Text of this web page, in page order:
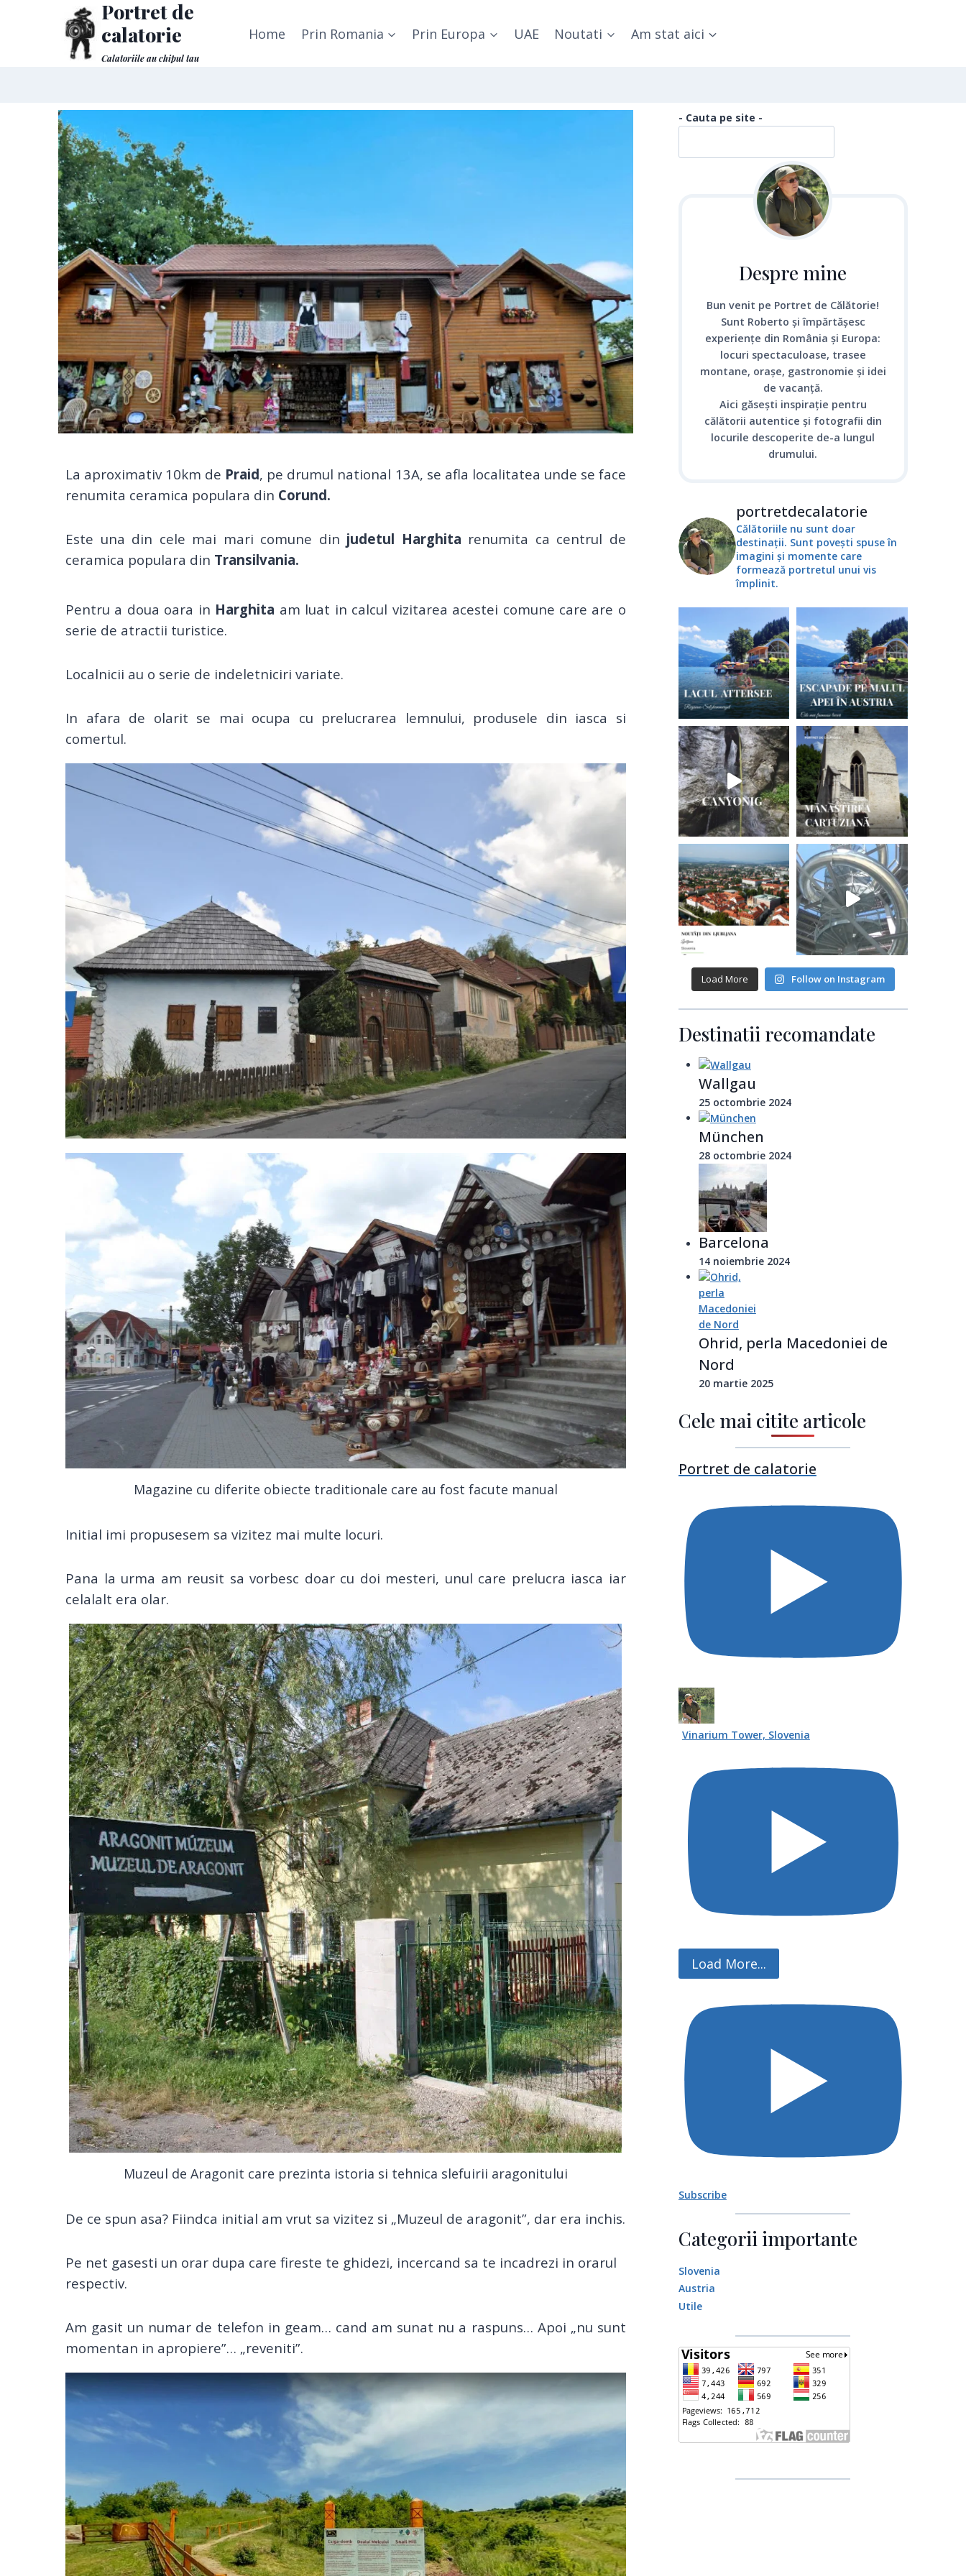
Portret de
calatorie
Calatoriile au chipul tau
Home Prin Romania Prin Europa UAE Noutati Am stat aici
La aproximativ 10km de Praid, pe drumul national 13A, se afla localitatea unde se face
renumita ceramica populara din Corund.
Este una din cele mai mari comune din judetul Harghita renumita ca centrul de
ceramica populara din Transilvania.
Pentru a doua oara in Harghita am luat in calcul vizitarea acestei comune care are o
serie de atractii turistice.
Localnicii au o serie de indeletniciri variate.
In afara de olarit se mai ocupa cu prelucrarea lemnului, produsele din iasca si
comertul.
Magazine cu diferite obiecte traditionale care au fost facute manual
Initial imi propusesem sa vizitez mai multe locuri.
Pana la urma am reusit sa vorbesc doar cu doi mesteri, unul care prelucra iasca iar
celalalt era olar.
Muzeul de Aragonit care prezinta istoria si tehnica slefuirii aragonitului
De ce spun asa? Fiindca initial am vrut sa vizitez si „Muzeul de aragonit”, dar era inchis.
Pe net gasesti un orar dupa care fireste te ghidezi, incercand sa te incadrezi in orarul
respectiv.
Am gasit un numar de telefon in geam… cand am sunat nu a raspuns… Apoi „nu sunt
momentan in apropiere”… „reveniti”.
- Cauta pe site -
Despre mine
Bun venit pe Portret de Călătorie!
Sunt Roberto și împărtășesc
experiențe din România și Europa:
locuri spectaculoase, trasee
montane, orașe, gastronomie și idei
de vacanță.
Aici găsești inspirație pentru
călătorii autentice și fotografii din
locurile descoperite de-a lungul
drumului.
portretdecalatorie
Călătoriile nu sunt doar
destinații. Sunt povești spuse în
imagini și momente care
formează portretul unui vis
împlinit.
Load More Follow on Instagram
Destinatii recomandate
Wallgau
25 octombrie 2024
München
28 octombrie 2024
Barcelona
14 noiembrie 2024
Ohrid, perla Macedoniei de
Nord
20 martie 2025
Cele mai citite articole
Portret de calatorie
Vinarium Tower, Slovenia
Load More...
Subscribe
Categorii importante
Slovenia
Austria
Utile